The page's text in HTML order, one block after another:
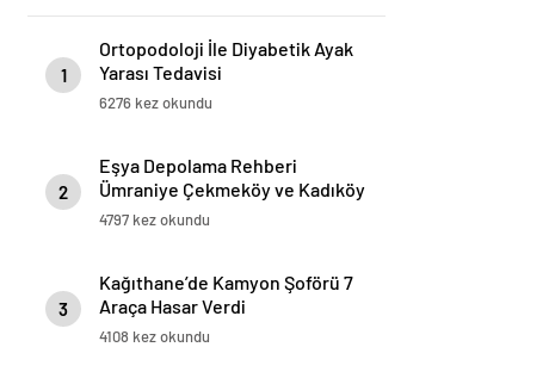
1
Ortopodoloji İle Diyabetik Ayak
Yarası Tedavisi
6276 kez okundu
2
Eşya Depolama Rehberi
Ümraniye Çekmeköy ve Kadıköy
4797 kez okundu
3
Kağıthane’de Kamyon Şoförü 7
Araça Hasar Verdi
4108 kez okundu